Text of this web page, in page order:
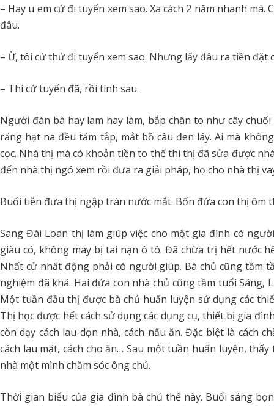
– Hay u em cứ đi tuyển xem sao. Xa cách 2 năm nhanh
đâu.
– Ừ, tôi cứ thử đi tuyển xem sao. Nhưng lấy đâu ra tiền đặt
– Thì cứ tuyển đã, rồi tính sau.
Người đàn bà hay lam hay làm, bắp chân to như cây
răng hạt na đều tăm tắp, mắt bồ câu đen láy. Ai mà
cọc. Nhà thị mà có khoản tiền to thế thì thị đã sửa được
đến nhà thị ngó xem rồi đưa ra giải pháp, họ cho nhà thị
Buổi tiễn đưa thị ngập tràn nước mắt. Bốn đứa con thị ôm
Sang Đài Loan thị làm giúp việc cho một gia đình có
giàu có, không may bị tai nạn ô tô. Đã chữa trị hết nước
Nhất cử nhất động phải có người giúp. Bà chủ cũng tầm
nghiệm đã khá. Hai đứa con nhà chủ cũng tầm tuổi
Một tuần đầu thị được bà chủ huấn luyện sử dụng các
Thị học được hết cách sử dụng các dụng cụ, thiết bị gia
còn dạy cách lau dọn nhà, cách nấu ăn. Đặc biệt là cách
cách lau mặt, cách cho ăn… Sau một tuần huấn luyện,
nhà một mình chăm sóc ông chủ.
Thời gian biểu của gia đình bà chủ thế này. Buổi sáng